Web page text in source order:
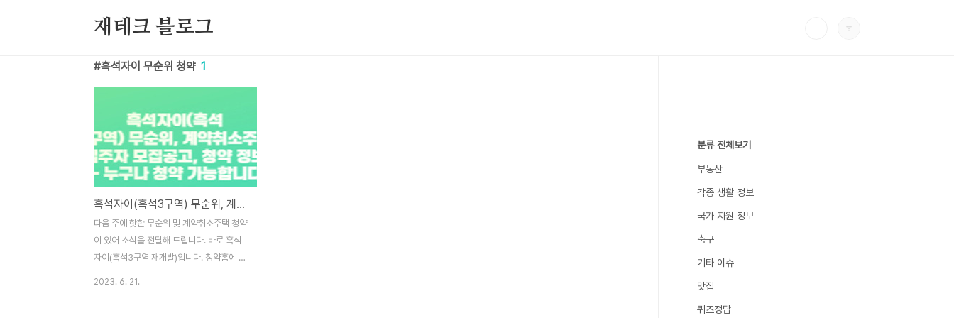
재테크 블로그
흑석자이 무순위 청약 1
흑석자이(흑석3구역) 무순위, 계약취소주택 2세대 청약 정보(입주자 모집공고) - 전국민 청약 가능합니다
다음 주에 핫한 무순위 및 계약취소주택 청약
이 있어 소식을 전달해 드립니다. 바로 흑석
자이(흑석3구역 재개발)입니다. 청약홈에 올
2023. 6. 21.
분류 전체보기
부동산
각종 생활 정보
국가 지원 정보
축구
기타 이슈
맛집
퀴즈정답